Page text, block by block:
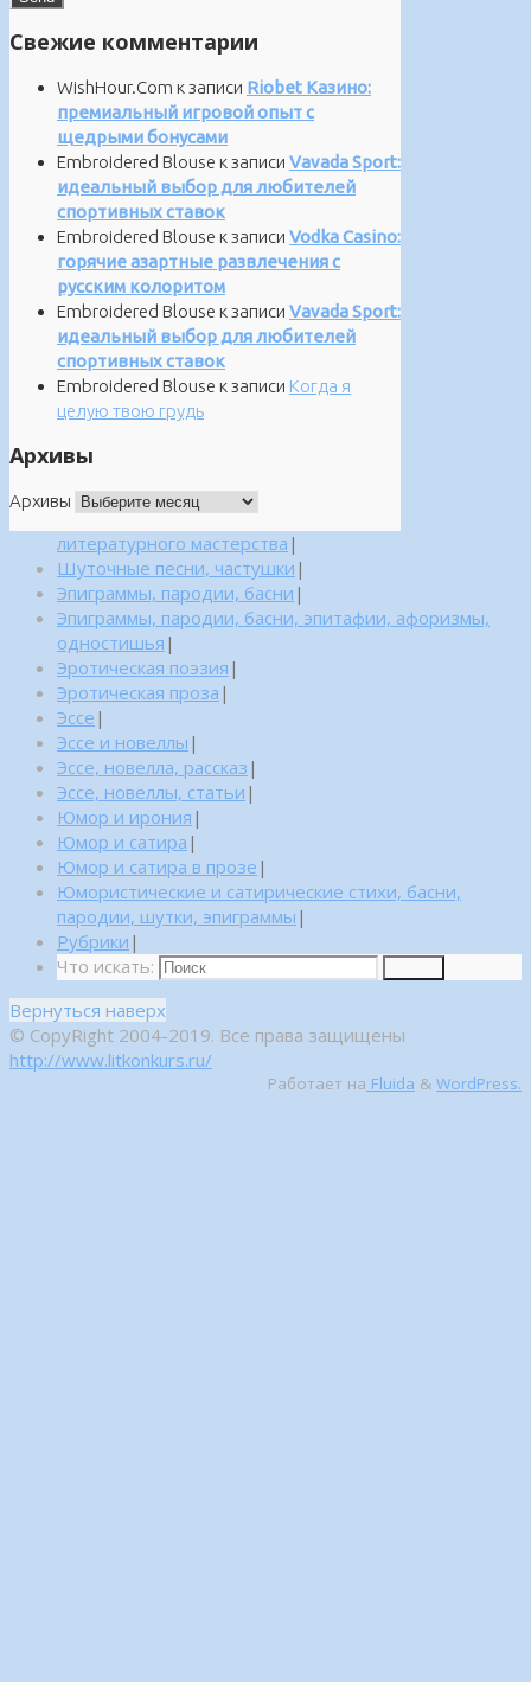
Свежие комментарии
WishHour.Com к записи Riobet Казино:
премиальный игровой опыт с
щедрыми бонусами
Embroidered Blouse к записи Vavada Sport:
идеальный выбор для любителей
спортивных ставок
Embroidered Blouse к записи Vodka Casino:
горячие азартные развлечения с
русским колоритом
Embroidered Blouse к записи Vavada Sport:
идеальный выбор для любителей
спортивных ставок
Embroidered Blouse к записи Когда я
целую твою грудь
Архивы
Архивы
литературного мастерства |
Шуточные песни, частушки |
Эпиграммы, пародии, басни |
Эпиграммы, пародии, басни, эпитафии, афоризмы,
одностишья |
Эротическая поэзия |
Эротическая проза |
Эссе |
Эссе и новеллы |
Эссе, новелла, рассказ |
Эссе, новеллы, статьи |
Юмор и ирония |
Юмор и сатира |
Юмор и сатира в прозе |
Юмористические и сатирические стихи, басни,
пародии, шутки, эпиграммы |
Рубрики |
Что искать:
Вернуться наверх
© CopyRight 2004-2019. Все права защищены
http://www.litkonkurs.ru/
Работает на Fluida & WordPress.